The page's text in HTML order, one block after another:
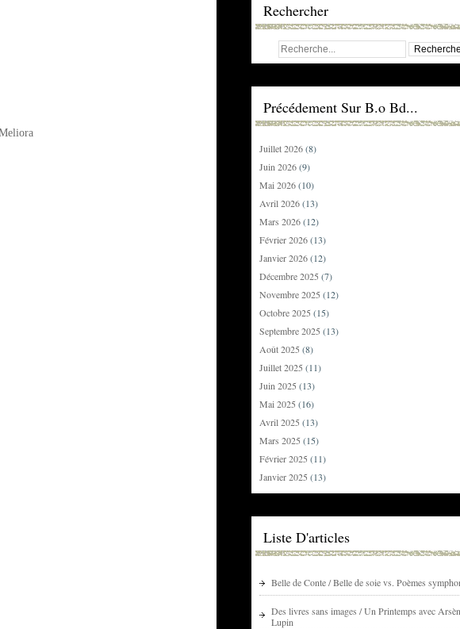
Rechercher
Précédement Sur B.o Bd...
Juillet 2026(8)
Juin 2026(9)
Mai 2026(10)
Avril 2026(13)
Mars 2026(12)
Février 2026(13)
Janvier 2026(12)
Décembre 2025 (7)
Novembre 2025 (12)
Octobre 2025 (15)
Septembre 2025 (13)
Août 2025 (8)
Juillet 2025 (11)
Juin 2025 (13)
Mai 2025 (16)
Avril 2025 (13)
Mars 2025 (15)
Février 2025 (11)
Janvier 2025 (13)
Liste D'articles
Belle de Conte / Belle de soie vs. Poèmes
Des livres sans images / Un Printemps avec
Lupin